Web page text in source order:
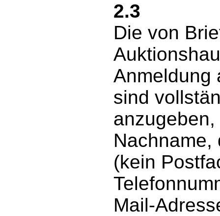
2.3
Die von
Anmeldung
sind
Nachname,
(kein
Mail-